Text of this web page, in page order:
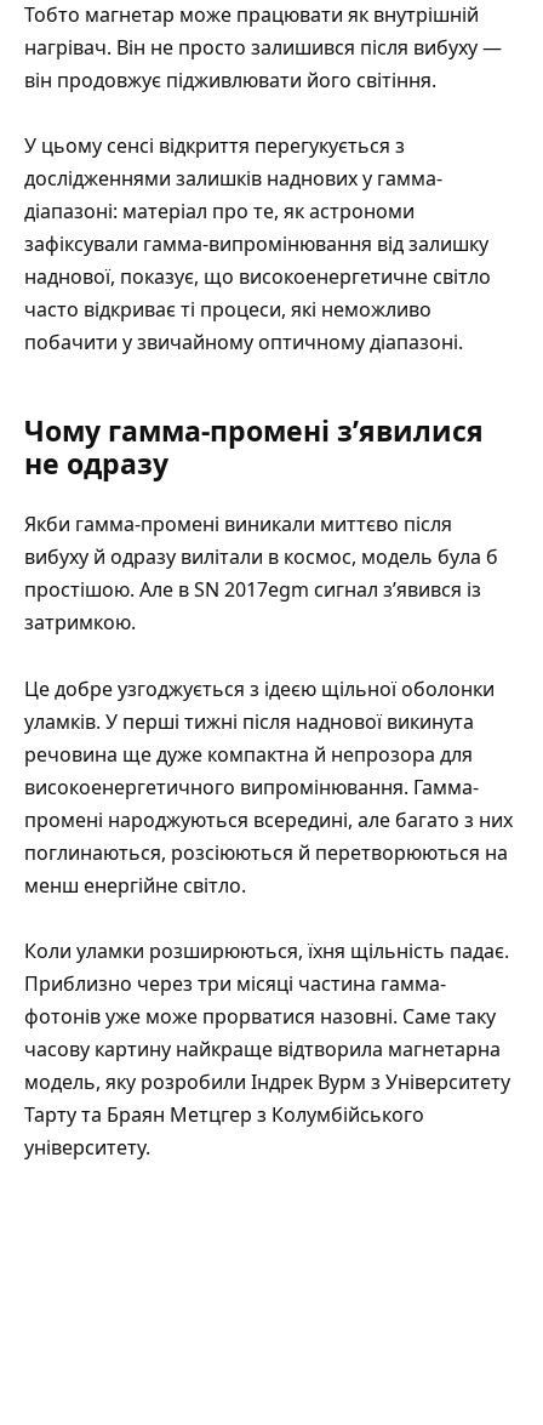
Тобто магнетар може працювати як внутрішній
нагрівач. Він не просто залишився після вибуху —
він продовжує підживлювати його світіння.
У цьому сенсі відкриття перегукується з
дослідженнями залишків наднових у гамма-
діапазоні: матеріал про те, якастрономи
зафіксували гамма-випромінювання від залишку
наднової, показує, що високоенергетичне світло
часто відкриває ті процеси, які неможливо
побачити у звичайному оптичному діапазоні.
Чому гамма-промені з’явилися
не одразу
Якби гамма-промені виникали миттєво після
вибуху й одразу вилітали в космос, модель була б
простішою. Але в SN 2017egm сигнал з’явився із
затримкою.
Це добре узгоджується з ідеєю щільної оболонки
уламків. У перші тижні після наднової викинута
речовина ще дуже компактна й непрозора для
високоенергетичного випромінювання. Гамма-
промені народжуються всередині, але багато з них
поглинаються, розсіюються й перетворюються на
менш енергійне світло.
Коли уламки розширюються, їхня щільність падає.
Приблизно через три місяці частина гамма-
фотонів уже може прорватися назовні. Саме таку
часову картину найкраще відтворила магнетарна
модель, яку розробили Індрек Вурм з Університету
Тарту та Браян Метцгер з Колумбійського
університету.